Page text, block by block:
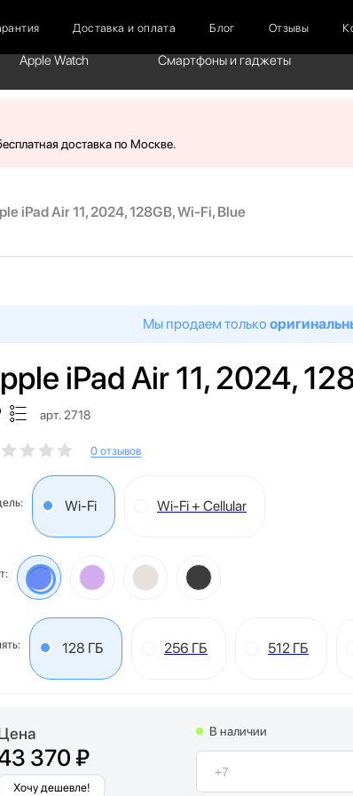
Доставка и оплата Блог Отзывы
Apple Watch
Смартфоны и гаджеты
доставка по Москве.
iPad Air 11, 2024, 128GB, Wi-Fi, Blue
Мы продаем только
iPad Air 11, 2024,
арт. 2718
0 отзывов
Wi-Fi Wi-Fi + Cellular
128 ГБ 256 ГБ 512 ГБ
370 ₽
Хочу дешевле!
В наличии